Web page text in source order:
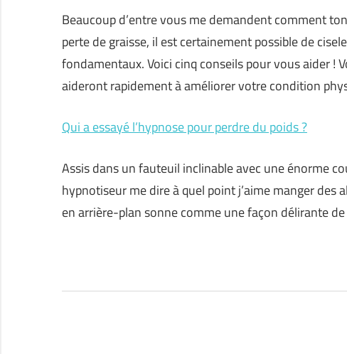
Beaucoup d’entre vous me demandent comment
perte de graisse, il est certainement possible de
fondamentaux. Voici cinq conseils pour vous aider !
aideront rapidement à améliorer votre condition
Qui a essayé l’hypnose pour perdre du poids ?
Assis dans un fauteuil inclinable avec une énorme
hypnotiseur me dire à quel point j’aime manger
en arrière-plan sonne comme une façon délirante